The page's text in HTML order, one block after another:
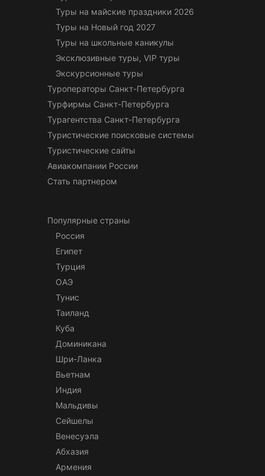
Туры на майские праздники 2026
Туры на Новый год 2027
Туры на школьные каникулы
Эксклюзивные туры, VIP туры
Экскурсионные туры
Туроператоры Санкт-Петербурга
Турфирмы Санкт-Петербурга
Турагентства Санкт-Петербурга
Туристические поисковые системы
Туристические сайты
Авиакомпании России
Стать партнером
Популярные страны
Россия
Египет
Турция
ОАЭ
Тунис
Таиланд
Куба
Доминикана
Шри-Ланка
Вьетнам
Индия
Мальдивы
Сейшелы
Венесуэла
Абхазия
Армения